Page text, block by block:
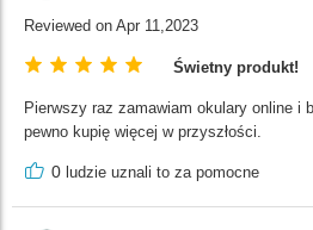
Reviewed on Apr 11,2023
Świetny produkt!
Pierwszy raz zamawiam okulary online i
pewno kupię więcej w przyszłości.
0 ludzie uznali to za pomocne